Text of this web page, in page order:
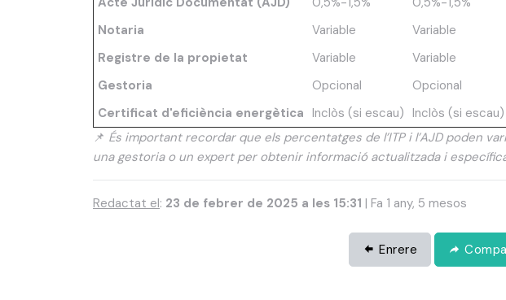
Notaria
Variable
Variable
Registre de la propietat
Variable
Variable
Gestoria
Opcional
Opcional
Certificat d'eficiència energètica Inclòs (si escau) Inclòs (si escau)
📌 És important recordar que els percentatges de l’ITP i l’AJD poden
una gestoria o un expert per obtenir informació actualitzada i
Redactat el: 23 de febrer de 2025 a les 15:31 | Fa 1 any, 5 mesos
Enrere